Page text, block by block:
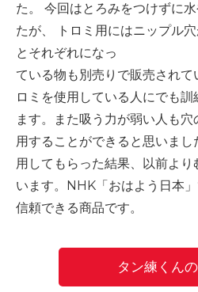
た。
今回はとろみをつけずに
たが、
トロミ用にはニップル
とそれぞれになっ
ている物も別売りで販売されて
ロミを使用している人にでも
ます。また吸う力が弱い人も
用することができると思いま
用してもらった結果、以前よ
います。 NHK 「おはよう日本
信頼できる商品です。
タン練くん